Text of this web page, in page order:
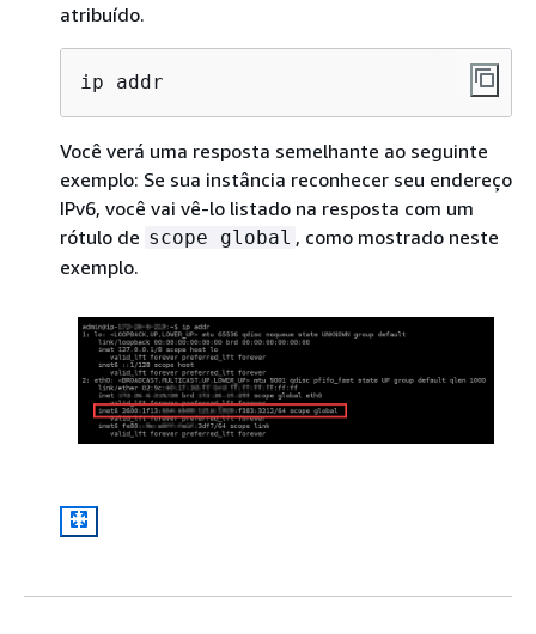
atribuído.
ip addr
Você verá uma resposta semelhante ao seguinte
exemplo: Se sua instância reconhecer seu endereço
IPv6, você vai vê-lo listado na resposta com um
rótulo de scope global , como mostrado neste
exemplo.